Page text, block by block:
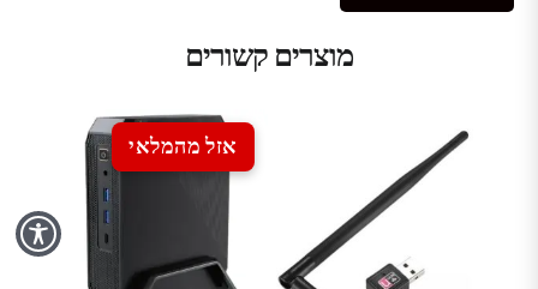
מוצרים קשורים
אזל מהמלאי